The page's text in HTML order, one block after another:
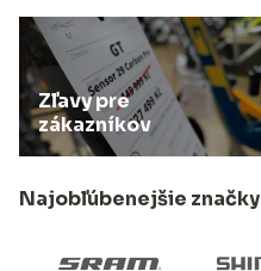
Zľavy pre
zákazníkov
Najobľúbenejšie značky